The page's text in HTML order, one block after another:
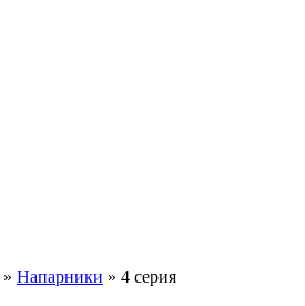
» Напарники » 4 серия